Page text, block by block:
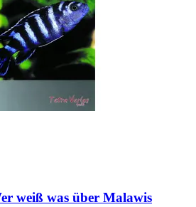
weiß was über Malawis